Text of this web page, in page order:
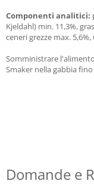
Componenti analitici:
Kjeldahl) min. 11,3%,
ceneri grezze max.
Somministrare
Smaker nella gabbia
Domande e